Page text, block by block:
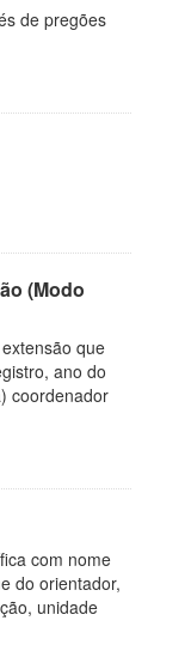
de pregões
(Modo
que
ano do
coordenador
com nome
do orientador,
unidade